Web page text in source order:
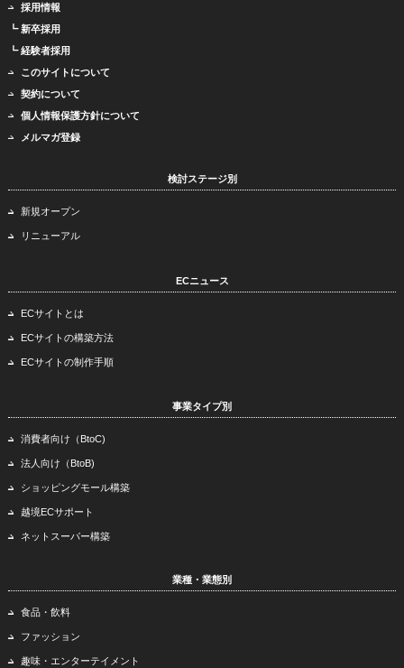
採用情報
┗ 新卒採用
┗ 経験者採用
このサイトについて
契約について
個人情報保護方針について
メルマガ登録
検討ステージ別
新規オープン
リニューアル
ECニュース
ECサイトとは
ECサイトの構築方法
ECサイトの制作手順
事業タイプ別
消費者向け（BtoC)
法人向け（BtoB)
ショッピングモール構築
越境ECサポート
ネットスーパー構築
業種・業態別
食品・飲料
ファッション
趣味・エンターテイメント